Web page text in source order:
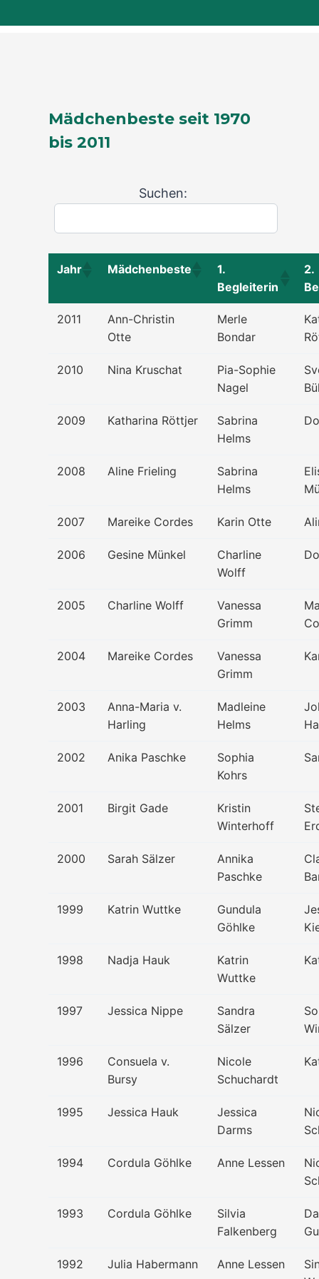
Mädchenbeste seit 1970
bis 2011
Suchen:
Jahr Mädchenbeste
1.
Begleiterin
2.
2011
Ann-Christin
Otte
Merle
Bondar
2010 Nina Kruschat
Pia-Sophie
Nagel
2009 Katharina Röttjer
Sabrina
Helms
2008 Aline Frieling
Sabrina
Helms
2007 Mareike Cordes Karin Otte
2006 Gesine Münkel
Charline
Wolff
2005 Charline Wolff
Vanessa
Grimm
2004 Mareike Cordes
Vanessa
Grimm
2003
Anna-Maria v.
Harling
Madleine
Helms
2002 Anika Paschke
Sophia
Kohrs
2001 Birgit Gade
Kristin
Winterhoff
2000 Sarah Sälzer
Annika
Paschke
1999 Katrin Wuttke
Gundula
Göhlke
1998 Nadja Hauk
Katrin
Wuttke
1997 Jessica Nippe
Sandra
Sälzer
1996
Consuela v.
Bursy
Nicole
Schuchardt
1995 Jessica Hauk
Jessica
Darms
1994 Cordula Göhlke Anne Lessen
1993 Cordula Göhlke
Silvia
Falkenberg
1992 Julia Habermann Anne Lessen